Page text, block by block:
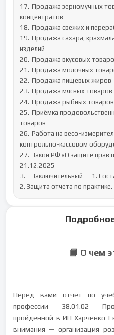
17.	Продажа зерномучных товаров и пищевых
концентратов
18.	Продажа свежих и переработанных овощей и плодов
19.	Продажа сахара, крахмала, мёда, кондитерских
изделий
20.	Продажа вкусовых товаров
21.	Продажа молочных товаров, яиц и яичных товаров
22.	Продажа пищевых жиров
23.	Продажа мясных товаров
24.	Продажа рыбных товаров
25.	Приёмка продовольственных и непродовольственных
товаров
26.	Работа на весо-измерительном , технологическом и
контрольно-кассовом
27.	Закон РФ «О защите прав потребителей»	24.11.2025-
21.12.2025
3.	Заключительный	1. Составление отчета по практике.
📘 О чем
Перед вами отчет по
профессии 38.01.02
пройденной в ИП Харченко
внимания — организация